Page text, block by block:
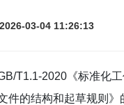
2026-03-04 11:26:13
T1.1-2020《标准化
件的结构和起草规则》